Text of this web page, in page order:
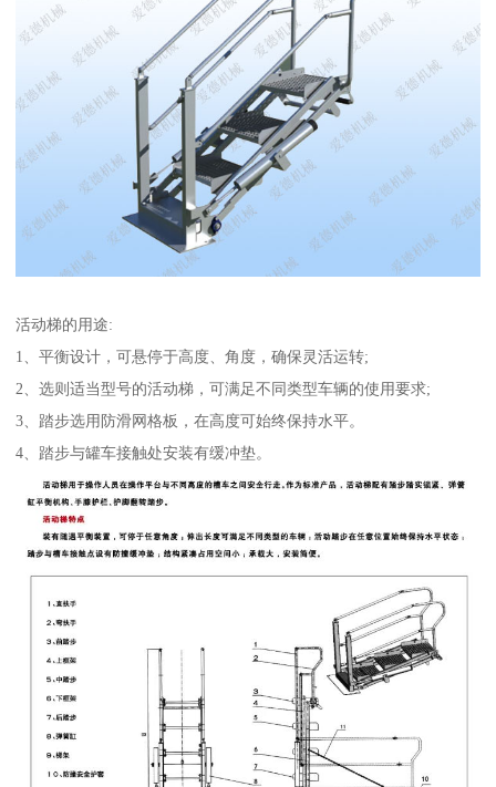
活动梯的用途:
1、平衡设计，可悬停于高度、角度，确保灵活运转;
2、选则适当型号的活动梯，可满足不同类型车辆的使用要求;
3、踏步选用防滑网格板，在高度可始终保持水平。
4、踏步与罐车接触处安装有缓冲垫。